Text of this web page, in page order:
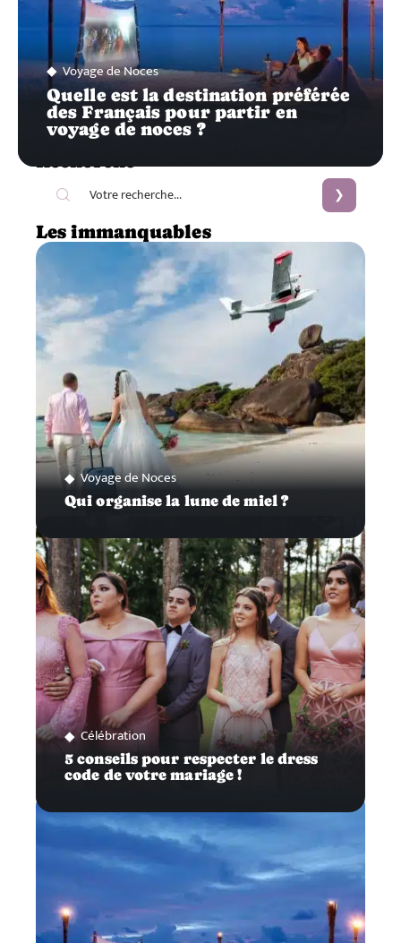
Voyage de Noces
Quelle est la destination préférée
des Français pour partir en
voyage de noces ?
Recherche
Les immanquables
Voyage de Noces
Qui organise la lune de miel ?
Célébration
5 conseils pour respecter le dress
code de votre mariage !